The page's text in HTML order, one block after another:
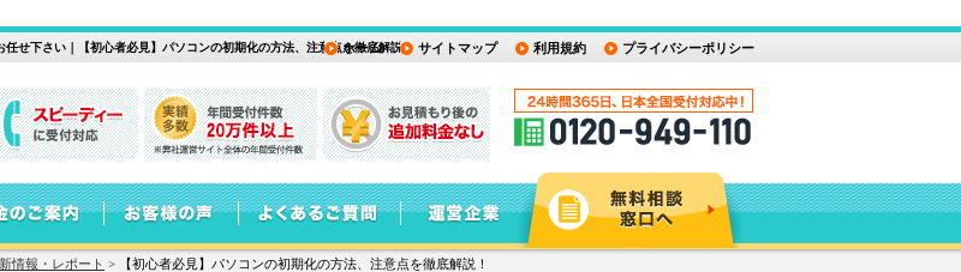
せ下さい｜【初心者必見】パソコンの初期化の方法、注意点を徹底解説！ プライバシーポリシー
利用規約
サイトマップ
ホーム
情報・レポート > 【初心者必見】パソコンの初期化の方法、注意点を徹底解説！